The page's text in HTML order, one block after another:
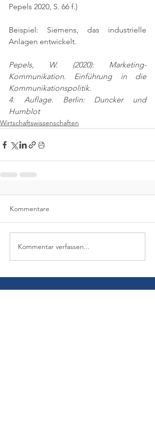
Pepels 2020, S. 66 f.)
Beispiel: Siemens, das industrielle
Anlagen entwickelt.
Pepels, W. (2020): Marketing-
Kommunikation. Einführung in die
Kommunikationspolitik.
4. Auflage. Berlin: Duncker und
Humblot
Wirtschaftswissenschaften
Kommentare
Kommentar verfassen...